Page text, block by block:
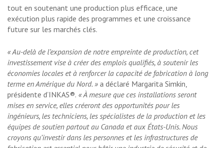
tout en soutenant une production plus efficace, une
exécution plus rapide des programmes et une croissance
future sur les marchés clés.
« Au-delà de l’expansion de notre empreinte de production, cet
investissement vise à créer des emplois qualifiés, à soutenir les
économies locales et à renforcer la capacité de fabrication à long
terme en Amérique du Nord. » a déclaré Margarita Simkin,
présidente d’INKAS®. « À mesure que ces installations seront
mises en service, elles créeront des opportunités pour les
ingénieurs, les techniciens, les spécialistes de la production et les
équipes de soutien partout au Canada et aux États-Unis. Nous
croyons qu’investir dans les personnes et les infrastructures de